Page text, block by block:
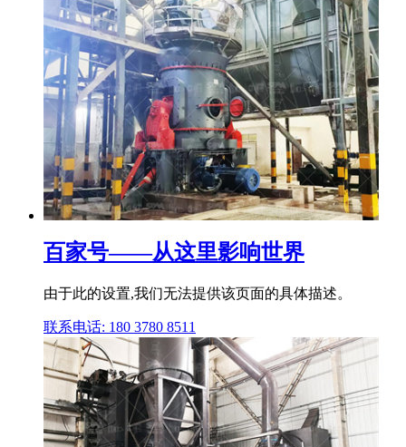
百家号——从这里影响世界
由于此的设置,我们无法提供该页面的具体描述。
联系电话: 180 3780 8511